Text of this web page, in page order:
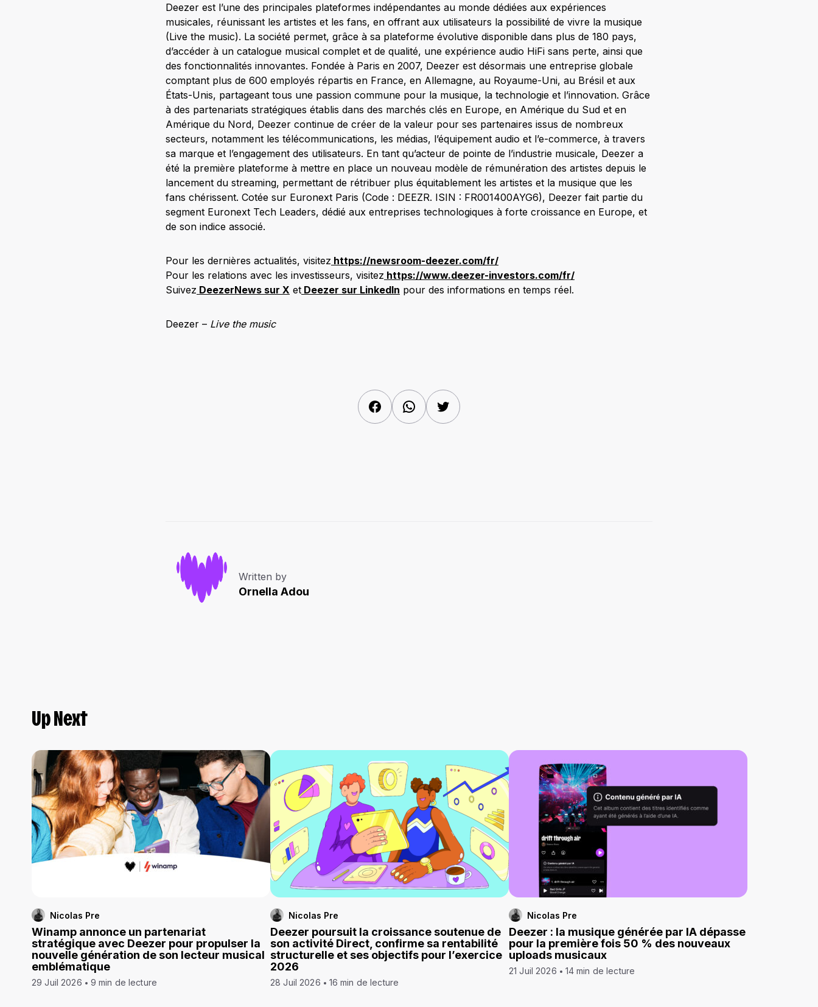
Deezer est l’une des principales plateformes indépendantes au monde dédiées aux expériences
musicales, réunissant les artistes et les fans, en offrant aux utilisateurs la possibilité de vivre la musique
(Live the music). La société permet, grâce à sa plateforme évolutive disponible dans plus de 180 pays,
d’accéder à un catalogue musical complet et de qualité, une expérience audio HiFi sans perte, ainsi que
des fonctionnalités innovantes. Fondée à Paris en 2007, Deezer est désormais une entreprise globale
comptant plus de 600 employés répartis en France, en Allemagne, au Royaume-Uni, au Brésil et aux
États-Unis, partageant tous une passion commune pour la musique, la technologie et l’innovation. Grâce
à des partenariats stratégiques établis dans des marchés clés en Europe, en Amérique du Sud et en
Amérique du Nord, Deezer continue de créer de la valeur pour ses partenaires issus de nombreux
secteurs, notamment les télécommunications, les médias, l’équipement audio et l’e-commerce, à travers
sa marque et l’engagement des utilisateurs. En tant qu’acteur de pointe de l’industrie musicale, Deezer a
été la première plateforme à mettre en place un nouveau modèle de rémunération des artistes depuis le
lancement du streaming, permettant de rétribuer plus équitablement les artistes et la musique que les
fans chérissent. Cotée sur Euronext Paris (Code : DEEZR. ISIN : FR001400AYG6), Deezer fait partie du
segment Euronext Tech Leaders, dédié aux entreprises technologiques à forte croissance en Europe, et
de son indice associé.
Pour les dernières actualités, visitez https://newsroom-deezer.com/fr/
Pour les relations avec les investisseurs, visitez https://www.deezer-investors.com/fr/
Suivez DeezerNews sur X et Deezer sur LinkedIn pour des informations en temps réel.
Deezer – Live the music
FacebookWhatsAppTwitter
Written by
Ornella Adou
Up Next
Nicolas Pre
Winamp annonce un partenariat
stratégique avec Deezer pour propulser la
nouvelle génération de son lecteur musical
emblématique
29 Juil 2026 9 min de lecture
Nicolas Pre
Deezer poursuit la croissance soutenue de
son activité Direct, confirme sa rentabilité
structurelle et ses objectifs pour l’exercice
2026
28 Juil 2026 16 min de lecture
Nicolas Pre
Deezer : la musique générée par IA dépasse
pour la première fois 50 % des nouveaux
uploads musicaux
21 Juil 2026 14 min de lecture